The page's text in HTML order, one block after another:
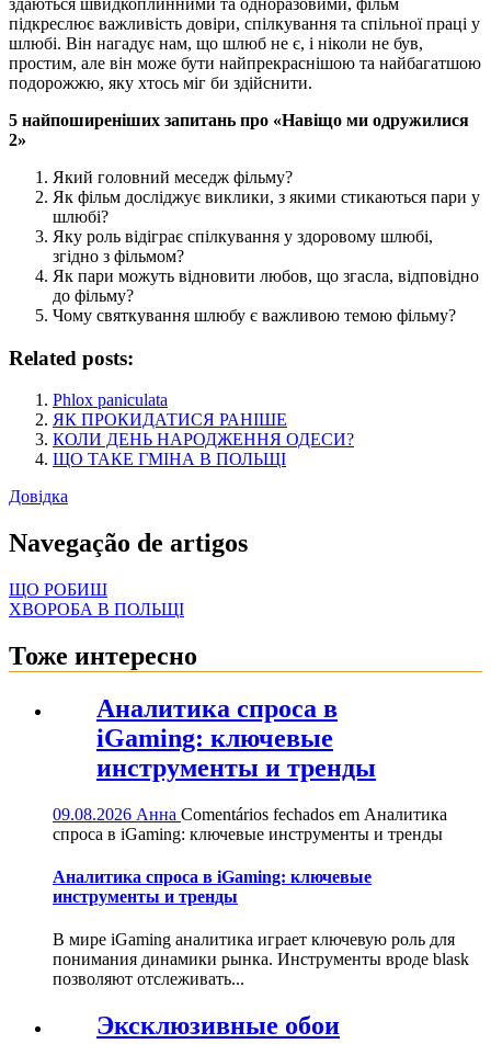
підкреслює важливість довіри, спілкування та спільної праці у
шлюбі. Він нагадує нам, що шлюб не є, і ніколи не був,
простим, але він може бути найпрекраснішою та найбагатшою
подорожжю, яку хтось міг би здійснити.
5 найпоширеніших запитань про «Навіщо ми одружилися
2»
Який головний меседж фільму?
Як фільм досліджує виклики, з якими стикаються пари у
шлюбі?
Яку роль відіграє спілкування у здоровому шлюбі,
згідно з фільмом?
Як пари можуть відновити любов, що згасла, відповідно
до фільму?
Чому святкування шлюбу є важливою темою фільму?
Related posts:
Phlox paniculata
ЯК ПРОКИДАТИСЯ РАНІШЕ
КОЛИ ДЕНЬ НАРОДЖЕННЯ ОДЕСИ?
ЩО ТАКЕ ГМІНА В ПОЛЬЩІ
Довідка
Navegação de artigos
ЩО РОБИШ
ХВОРОБА В ПОЛЬЩІ
Тоже интересно
Аналитика спроса в
iGaming: ключевые
инструменты и тренды
09.08.2026 Анна Comentários fechados em Аналитика
спроса в iGaming: ключевые инструменты и тренды
Аналитика спроса в iGaming: ключевые
инструменты и тренды
В мире iGaming аналитика играет ключевую роль для
понимания динамики рынка. Инструменты вроде blask
позволяют отслеживать...
Эксклюзивные обои